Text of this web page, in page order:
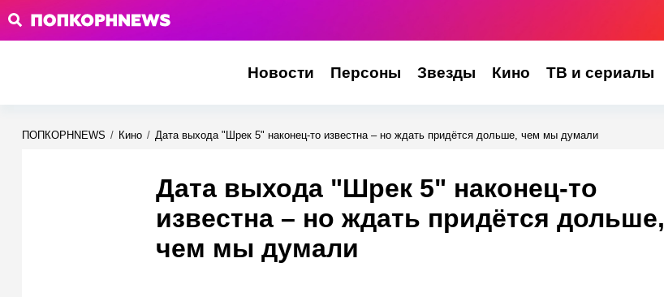
Новости Персоны Звезды Кино ТВ и сериалы
ПОПКОРНNEWS / Кино / Дата выхода "Шрек 5" наконец-то известна – но ждать придётся дольше, чем мы думали
Дата выхода "Шрек 5" наконец-то
известна – но ждать придётся дольше,
чем мы думали